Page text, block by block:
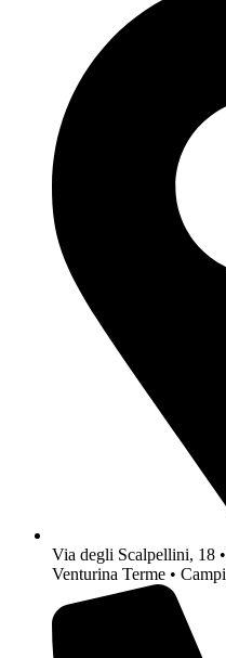
Via degli Scalpellini, 18
Venturina Terme •